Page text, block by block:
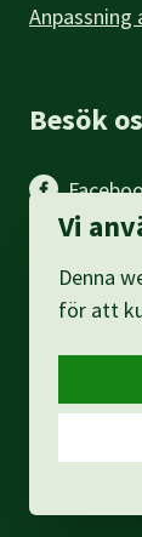
Anpassning
Besök
Vi
Denna
för att